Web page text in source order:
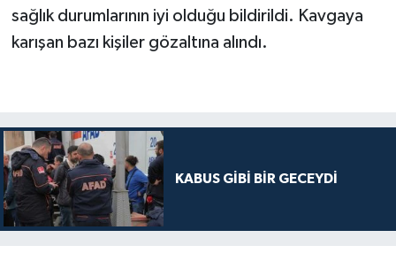
sağlık durumlarının iyi olduğu bildirildi. Kavgaya
karışan bazı kişiler gözaltına alındı.
KABUS GİBİ BİR GECEYDİ